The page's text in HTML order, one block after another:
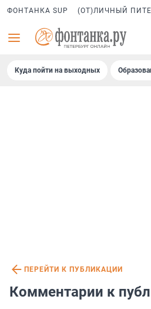
ФОНТАНКА SUP (ОТ)ЛИЧНЫЙ
Куда пойти на выходных
ПЕРЕЙТИ К ПУБЛИКАЦИИ
Комментарии к